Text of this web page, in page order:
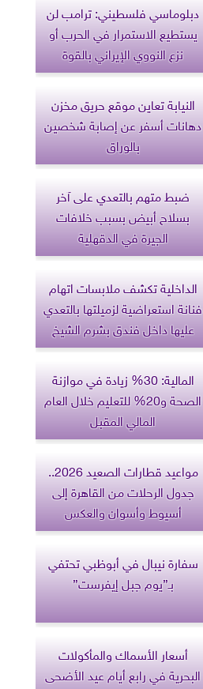
دبلوماسي فلسطيني: ترامب لن
يستطيع الاستمرار في الحرب أو
نزع النووي الإيراني بالقوة
النيابة تعاين موقع حريق مخزن
دهانات أسفر عن إصابة شخصين
بالوراق
ضبط متهم بالتعدي على آخر
بسلاح أبيض بسبب خلافات
الجيرة في الدقهلية
الداخلية تكشف ملابسات اتهام
فنانة استعراضية لزميلتها بالتعدي
عليها داخل فندق بشرم الشيخ
المالية: 30% زيادة في موازنة
الصحة و20% للتعليم خلال العام
المالي المقبل
مواعيد قطارات الصعيد 2026..
جدول الرحلات من القاهرة إلى
أسيوط وأسوان والعكس
سفارة نيبال في أبوظبي تحتفي
بـ”يوم جبل إيفرست”
أسعار الأسماك والمأكولات
البحرية في رابع أيام عيد الأضحى